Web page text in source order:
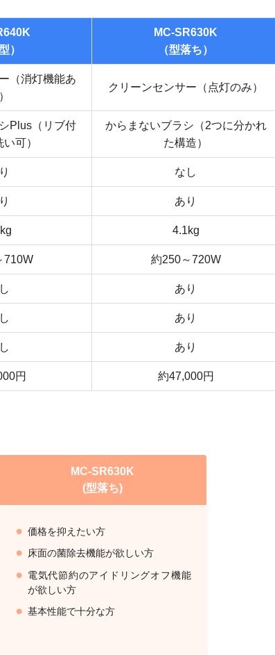
）
MC-SR630K
（型落ち）
（消灯機能あ
クリーンセンサー（点灯のみ）
Plus（リブ付
可）
からまないブラシ（2つに分かれ
た構造）
なし
あり
4.1kg
710W 約250～720W
あり
あり
あり
円 約47,000円
MC-SR630K
(型落ち)
価格を抑えたい方
床面の菌除去機能が欲しい方
電気代節約のアイドリングオフ機能
が欲しい方
基本性能で十分な方